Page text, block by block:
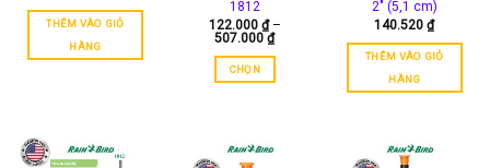
THÊM VÀO GIỎ
HÀNG
1812
122.000 ₫ –
507.000₫Khoảng
CHỌN
có
2″ (5,1 cm)
140.520₫
THÊM VÀO GIỎ
HÀNG